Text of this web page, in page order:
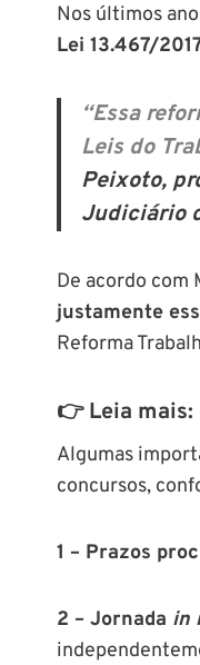
Nos últimos
Lei 13.467/
“Essa
Leis do
Peixoto,
Judiciário
De acordo com
justamente
Reforma
👉 Leia mais:
Algumas
concursos,
1 – Prazos
2 – Jornada in